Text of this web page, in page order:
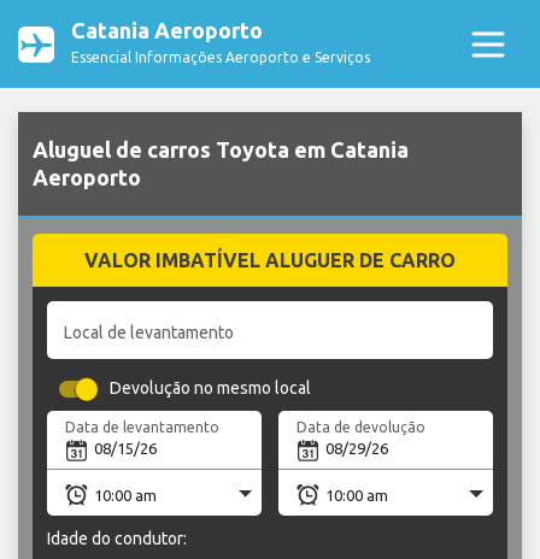
Catania Aeroporto
Essencial Informações Aeroporto e Serviços
Aluguel de carros Toyota em Catania
Aeroporto
VALOR IMBATÍVEL ALUGUER DE CARRO
Local de levantamento
Devolução no mesmo local
Data de levantamento Data de devolução
Idade do condutor: